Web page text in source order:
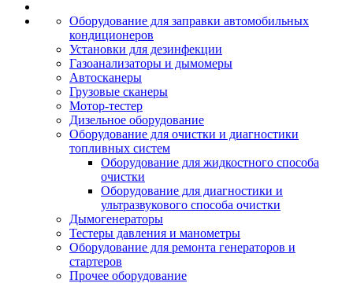
Оборудование для заправки автомобильных
кондиционеров
Установки для дезинфекции
Газоанализаторы и дымомеры
Автосканеры
Грузовые сканеры
Мотор-тестер
Дизельное оборудование
Оборудование для очистки и диагностики
топливных систем
Оборудование для жидкостного способа
очистки
Оборудование для диагностики и
ультразвукового способа очистки
Дымогенераторы
Тестеры давления и манометры
Оборудование для ремонта генераторов и
стартеров
Прочее оборудование